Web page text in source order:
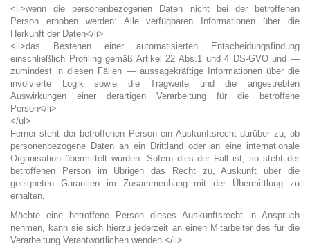
<li>wenn die personenbezogenen Daten nicht bei der betroffenen
Person erhoben werden: Alle verfügbaren Informationen über die
Herkunft der Daten</li>
<li>das Bestehen einer automatisierten Entscheidungsfindung
einschließlich Profiling gemäß Artikel 22 Abs.1 und 4 DS-GVO und —
zumindest in diesen Fällen — aussagekräftige Informationen über die
involvierte Logik sowie die Tragweite und die angestrebten
Auswirkungen einer derartigen Verarbeitung für die betroffene
Person</li>
</ul>
Ferner steht der betroffenen Person ein Auskunftsrecht darüber zu, ob
personenbezogene Daten an ein Drittland oder an eine internationale
Organisation übermittelt wurden. Sofern dies der Fall ist, so steht der
betroffenen Person im Übrigen das Recht zu, Auskunft über die
geeigneten Garantien im Zusammenhang mit der Übermittlung zu
erhalten.
Möchte eine betroffene Person dieses Auskunftsrecht in Anspruch
nehmen, kann sie sich hierzu jederzeit an einen Mitarbeiter des für die
Verarbeitung Verantwortlichen wenden.</li>